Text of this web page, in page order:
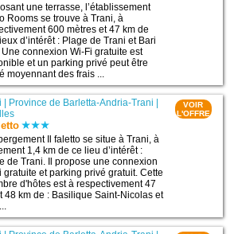
une terrasse, l’établissement
Rooms se trouve à Trani, à
600 mètres et 47 km de
d’intérêt : Plage de Trani et Bari
Une connexion Wi-Fi gratuite est
et un parking privé peut être
moyennant des frais ...
Province de Barletta-Andria-Trani
Il faletto se situe à Trani, à
1,4 km de ce lieu d’intérêt :
de Trani. Il propose une connexion
gratuite et parking privé gratuit. Cette
d'hôtes est à respectivement 47
48 km de : Basilique Saint-Nicolas et
VOIR
L'OFFRE